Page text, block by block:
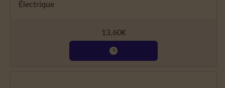
Électrique
13,60€